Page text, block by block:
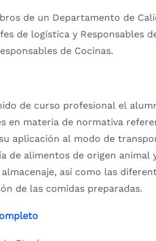
de un Departamento de
de logística y Responsables
de Cocinas.
de curso profesional el
en materia de normativa
aplicación al modo de
de alimentos de origen animal
así como las
de las comidas preparadas.